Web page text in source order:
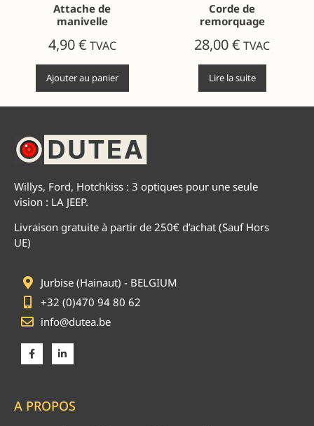
Attache de
manivelle
4,90€ TVAC
Ajouter au panier
Corde de
remorquage
28,00€ TVAC
Lire la suite
Willys, Ford, Hotchkiss : 3 optiques pour une seule
vision : LA JEEP.
Livraison gratuite à partir de 250€ d’achat (Sauf Hors
UE)
Jurbise (Hainaut) - BELGIUM
+32 (0)470 94 80 62
info@dutea.be
A PROPOS